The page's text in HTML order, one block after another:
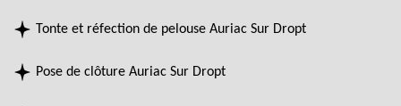
Tonte et réfection de pelouse Auriac Sur Dropt
Pose de clôture Auriac Sur Dropt